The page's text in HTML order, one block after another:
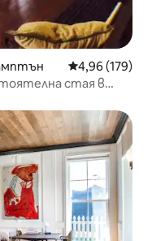
Средна
4,96 (179)
стая в